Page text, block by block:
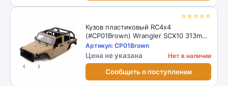
☆☆☆☆☆
‹ ›
Кузов пластиковый RС4x4
(#CP01Brown) Wrangler SCX10 313mm
PVC Кузов коричневый
Артикул: CP01Brown
Цена не указана Нет в наличии
Сообщить о поступлении